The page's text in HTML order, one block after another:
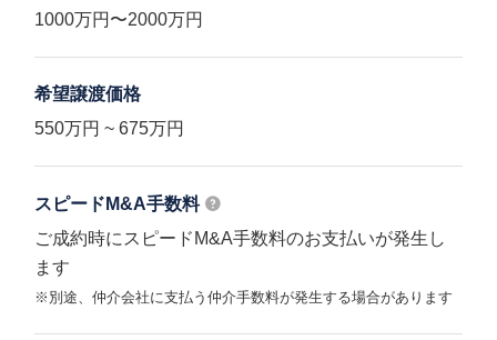
1000万円〜2000万円
希望譲渡価格
550万円 ~ 675万円
スピードM&A手数料
ご成約時にスピードM&A手数料のお支払いが発生し
ます
※別途、仲介会社に支払う仲介手数料が発生する場合があります